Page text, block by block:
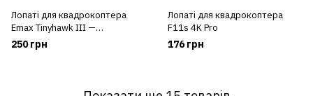
Лопаті для квадрокоптера
Emax Tinyhawk III —
запчастина для FPV дрона
Tinyhawk 3
250 грн
Лопаті для квадрокоптера
F11s 4K Pro
176 грн